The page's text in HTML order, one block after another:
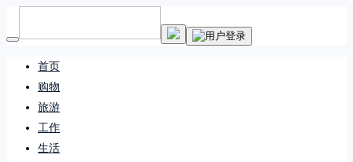
首页
购物
旅游
工作
生活